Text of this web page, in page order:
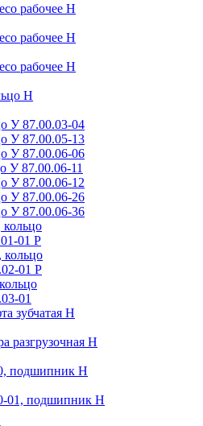
рабочее Н
рабочее Н
рабочее Н
Н
У 87.00.03-04
У 87.00.05-13
У 87.00.06-06
У 87.00.06-11
У 87.00.06-12
У 87.00.06-26
У 87.00.06-36
01 Р
кольцо
01 Р
01
зубчатая Н
разгрузочная Н
подшипник Н
01, подшипник Н